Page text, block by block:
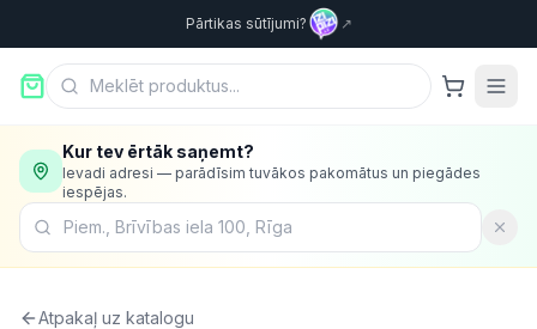
Pārtikas sūtījumi? ↗
Kur tev ērtāk saņemt?
Ievadi adresi — parādīsim tuvākos pakomātus un piegādes
iespējas.
Atpakaļ uz katalogu